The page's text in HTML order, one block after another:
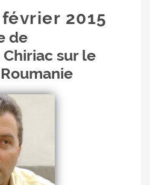
février 2015
de
sur le